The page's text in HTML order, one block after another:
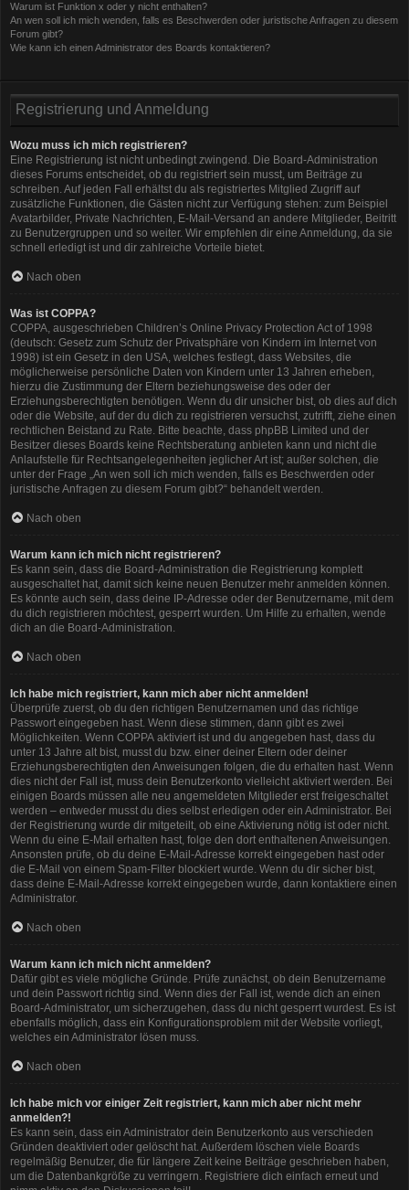
Warum ist Funktion x oder y nicht enthalten?
An wen soll ich mich wenden, falls es Beschwerden oder juristische Anfragen zu diesem
Forum gibt?
Wie kann ich einen Administrator des Boards kontaktieren?
Registrierung und Anmeldung
Wozu muss ich mich registrieren?
Eine Registrierung ist nicht unbedingt zwingend. Die Board-Administration
dieses Forums entscheidet, ob du registriert sein musst, um Beiträge zu
schreiben. Auf jeden Fall erhältst du als registriertes Mitglied Zugriff auf
zusätzliche Funktionen, die Gästen nicht zur Verfügung stehen: zum Beispiel
Avatarbilder, Private Nachrichten, E-Mail-Versand an andere Mitglieder, Beitritt
zu Benutzergruppen und so weiter. Wir empfehlen dir eine Anmeldung, da sie
schnell erledigt ist und dir zahlreiche Vorteile bietet.
Nach oben
Was ist COPPA?
COPPA, ausgeschrieben Children’s Online Privacy Protection Act of 1998
(deutsch: Gesetz zum Schutz der Privatsphäre von Kindern im Internet von
1998) ist ein Gesetz in den USA, welches festlegt, dass Websites, die
möglicherweise persönliche Daten von Kindern unter 13 Jahren erheben,
hierzu die Zustimmung der Eltern beziehungsweise des oder der
Erziehungsberechtigten benötigen. Wenn du dir unsicher bist, ob dies auf dich
oder die Website, auf der du dich zu registrieren versuchst, zutrifft, ziehe einen
rechtlichen Beistand zu Rate. Bitte beachte, dass phpBB Limited und der
Besitzer dieses Boards keine Rechtsberatung anbieten kann und nicht die
Anlaufstelle für Rechtsangelegenheiten jeglicher Art ist; außer solchen, die
unter der Frage „An wen soll ich mich wenden, falls es Beschwerden oder
juristische Anfragen zu diesem Forum gibt?“ behandelt werden.
Nach oben
Warum kann ich mich nicht registrieren?
Es kann sein, dass die Board-Administration die Registrierung komplett
ausgeschaltet hat, damit sich keine neuen Benutzer mehr anmelden können.
Es könnte auch sein, dass deine IP-Adresse oder der Benutzername, mit dem
du dich registrieren möchtest, gesperrt wurden. Um Hilfe zu erhalten, wende
dich an die Board-Administration.
Nach oben
Ich habe mich registriert, kann mich aber nicht anmelden!
Überprüfe zuerst, ob du den richtigen Benutzernamen und das richtige
Passwort eingegeben hast. Wenn diese stimmen, dann gibt es zwei
Möglichkeiten. Wenn COPPA aktiviert ist und du angegeben hast, dass du
unter 13 Jahre alt bist, musst du bzw. einer deiner Eltern oder deiner
Erziehungsberechtigten den Anweisungen folgen, die du erhalten hast. Wenn
dies nicht der Fall ist, muss dein Benutzerkonto vielleicht aktiviert werden. Bei
einigen Boards müssen alle neu angemeldeten Mitglieder erst freigeschaltet
werden – entweder musst du dies selbst erledigen oder ein Administrator. Bei
der Registrierung wurde dir mitgeteilt, ob eine Aktivierung nötig ist oder nicht.
Wenn du eine E-Mail erhalten hast, folge den dort enthaltenen Anweisungen.
Ansonsten prüfe, ob du deine E-Mail-Adresse korrekt eingegeben hast oder
die E-Mail von einem Spam-Filter blockiert wurde. Wenn du dir sicher bist,
dass deine E-Mail-Adresse korrekt eingegeben wurde, dann kontaktiere einen
Administrator.
Nach oben
Warum kann ich mich nicht anmelden?
Dafür gibt es viele mögliche Gründe. Prüfe zunächst, ob dein Benutzername
und dein Passwort richtig sind. Wenn dies der Fall ist, wende dich an einen
Board-Administrator, um sicherzugehen, dass du nicht gesperrt wurdest. Es ist
ebenfalls möglich, dass ein Konfigurationsproblem mit der Website vorliegt,
welches ein Administrator lösen muss.
Nach oben
Ich habe mich vor einiger Zeit registriert, kann mich aber nicht mehr
anmelden?!
Es kann sein, dass ein Administrator dein Benutzerkonto aus verschieden
Gründen deaktiviert oder gelöscht hat. Außerdem löschen viele Boards
regelmäßig Benutzer, die für längere Zeit keine Beiträge geschrieben haben,
um die Datenbankgröße zu verringern. Registriere dich einfach erneut und